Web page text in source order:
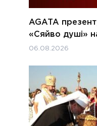
AGATA
«Сяйво душі»
06.08.2026